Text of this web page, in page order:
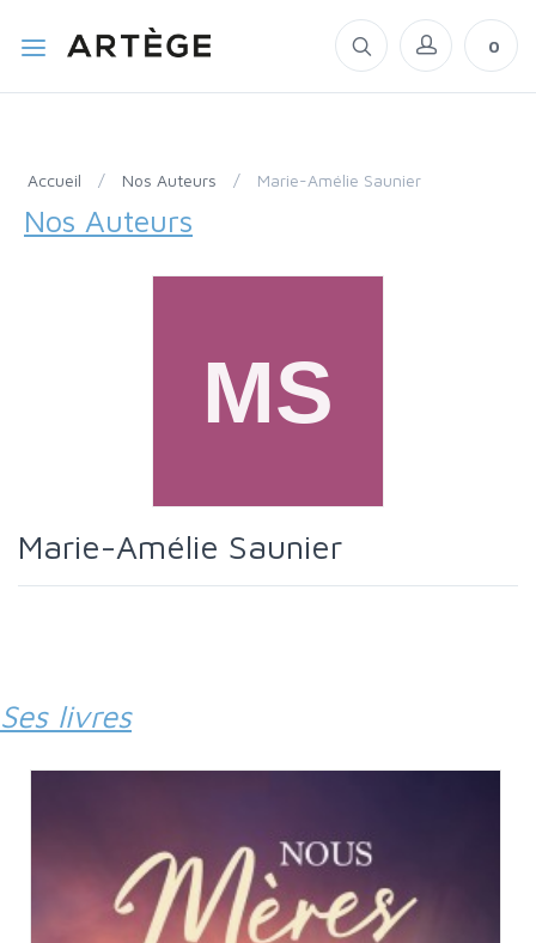
0
Accueil / Nos Auteurs / Marie-Amélie Saunier
Nos Auteurs
Marie-Amélie Saunier
Ses livres